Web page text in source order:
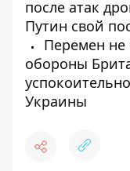
после атак
Путин свой
Перемен не
обороны
Украины